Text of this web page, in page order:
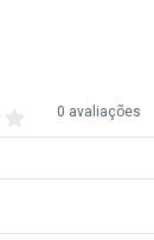
0 avaliações